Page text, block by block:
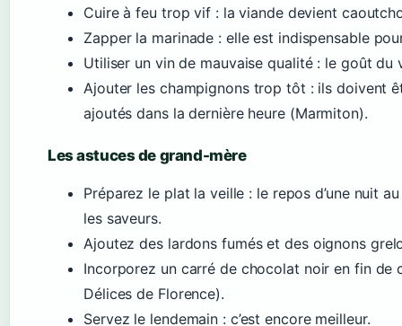
Cuire à feu trop vif : la viande devient
Zapper la marinade : elle est indispensable
Utiliser un vin de mauvaise qualité : le goût du
Ajouter les champignons trop tôt : ils doivent
ajoutés dans la dernière heure (Marmiton).
Les astuces de grand-mère
Préparez le plat la veille : le repos d’une nuit
les saveurs.
Ajoutez des lardons fumés et des oignons
Incorporez un carré de chocolat noir en fin de
Délices de Florence).
Servez le lendemain : c’est encore meilleur.